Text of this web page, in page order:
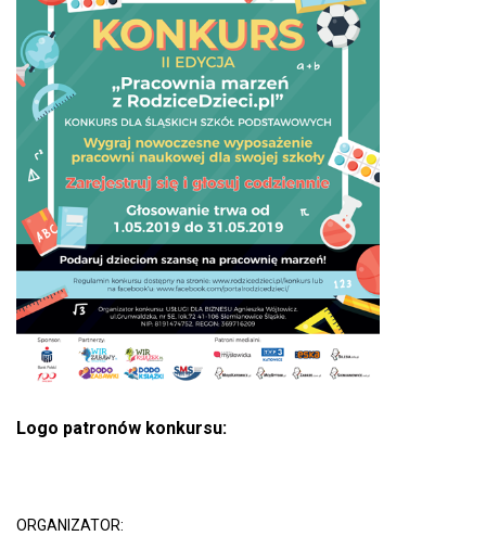
Logo patronów konkursu:
ORGANIZATOR: